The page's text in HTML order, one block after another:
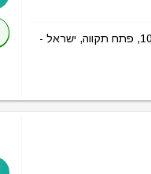
הכל אודות החממה ליועץ (Hahamama LaYoets) בכתובת משה דיין 10, פתח תקווה, ישראל -